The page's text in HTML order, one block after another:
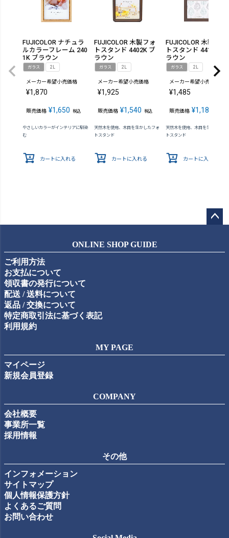
FUJICOLOR ナチュラ
ルカラーフレーム 240
1K ブラウン
ガラス 2L
メーカー希望小売価格
¥1,870
販売価格 ¥1,650 税込
やさしいカラーがインテリアに馴染
む
カートに入れる
FUJICOLOR 木製フォ
トスタンド 4402K ブ
ラウン
ガラス 2L
メーカー希望小売価格
¥1,925
販売価格 ¥1,540 税込
天然木を使用、木目を生かしたフォ
トスタンド
カートに入れる
FUJICOLOR 木製フォ
トスタンド 4412K ブ
ラウン
ガラス 2L
メーカー希望小売価格
¥1,485
販売価格 ¥1,188
天然木を使用、木目を生かしたフ
トスタンド
カートに入れる
ップ
ONLINE SHOP GUIDE
ご利用方法
お支払について
領収書の発行について
配送 / 送料について
返品 / 交換について
特定商取引法に基づく表記
利用規約
MY PAGE
マイページ
新規会員登録
COMPANY
会社概要
事業所一覧
採用情報
その他
インフォメーション
サイトマップ
個人情報保護方針
よくあるご質問
お問い合わせ